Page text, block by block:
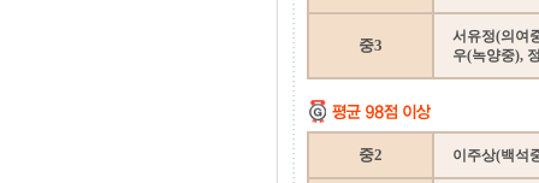
중3
서유정(의여
우(녹양중),
중2 이주상(백석